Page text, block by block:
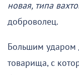
новая, типа
доброволец.
Большим ударом
товарища, с